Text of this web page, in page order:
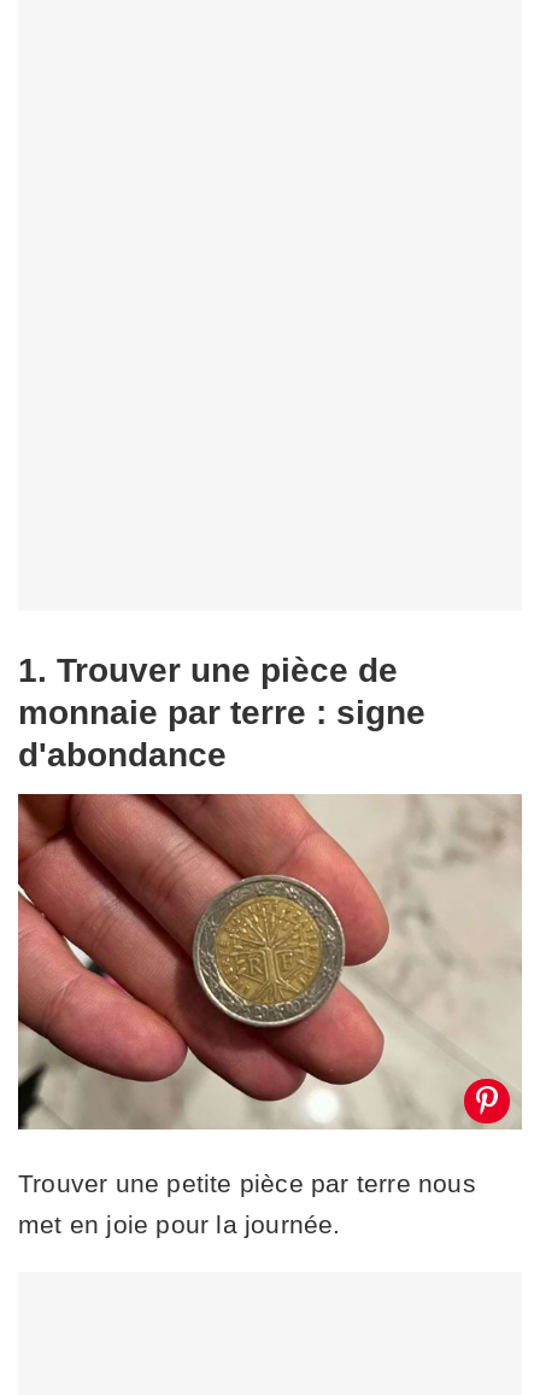
1. Trouver une pièce de
monnaie par terre : signe
d'abondance
Trouver une petite pièce par terre nous
met en joie pour la journée.